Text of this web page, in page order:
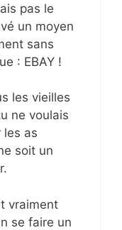
pas le
un moyen
sans
: EBAY !
les vieilles
ne voulais
les as
soit un
vraiment
se faire un